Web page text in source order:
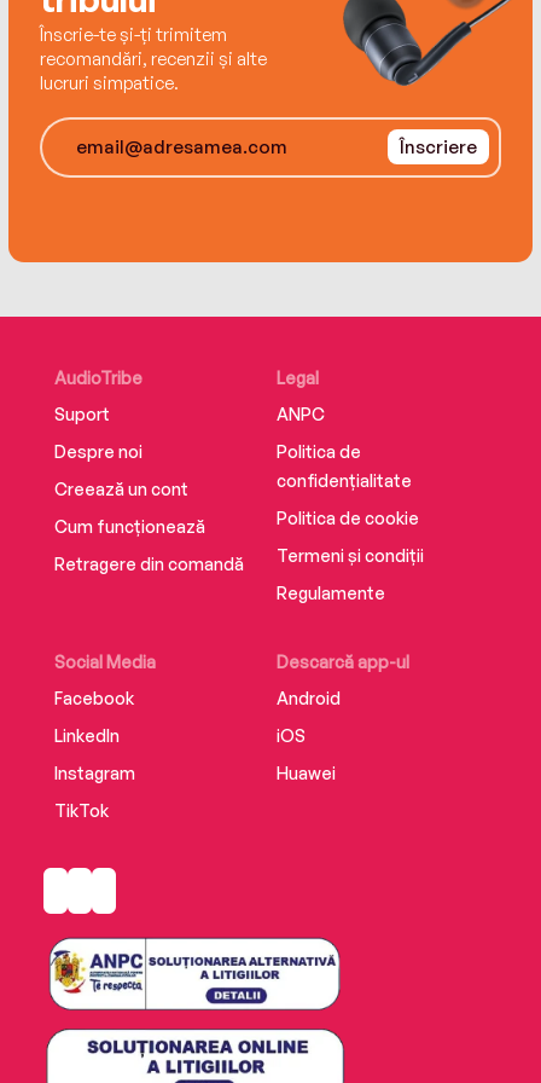
Înscrie-te și-ți trimitem
recomandări, recenzii și alte
lucruri simpatice.
Înscriere
AudioTribe
Suport
Despre noi
Creează un cont
Cum funcționează
Retragere din comandă
Social Media
Facebook
LinkedIn
Instagram
TikTok
Descarcă app-ul
Android
iOS
Huawei
Legal
ANPC
Politica de
confidențialitate
Politica de cookie
Termeni și condiții
Regulamente